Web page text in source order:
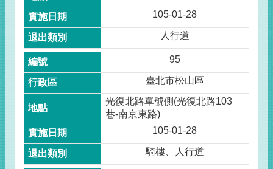
105-01-28
人行道
95
臺北市松山區
光復北路單號側(光復北路103
巷-南京東路)
105-01-28
騎樓、人行道